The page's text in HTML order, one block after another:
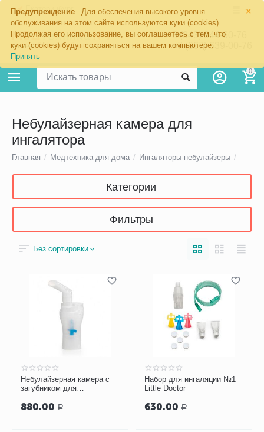
×
Предупреждение
Для обеспечения высокого уровня
обслуживания на этом сайте используются куки (cookies).
Продолжая его использование, вы соглашаетесь с тем, что
куки (cookies) будут сохраняться на вашем компьютере:
Принять
Екатеринбург
8 (343) 344-60-76
+7 (967) 639-00-76
0
Небулайзерная камера для
ингалятора
Главная / Медтехника для дома / Ингаляторы-небулайзеры /
Категории
Фильтры
Без сортировки
Небулайзерная камера с
загубником для
ингаляторов OMRON NE-
880.00 Р
Набор для ингаляции №1
Little Doctor
630.00 Р